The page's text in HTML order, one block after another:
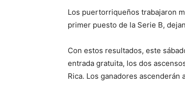
Los puertorriqueños trabajaron
primer puesto de la Serie B,
Con estos resultados, este
entrada gratuita, los dos
Rica. Los ganadores ascenderán